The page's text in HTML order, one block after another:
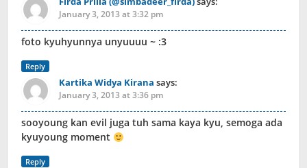
January 3, 2013 at 3:32 pm
foto kyuhyunnya unyuuuu ~ :3
Reply
Kartika Widya Kirana says:
January 3, 2013 at 3:36 pm
sooyoung kan evil juga tuh sama kaya kyu, semoga ada
kyuyoung moment
Reply